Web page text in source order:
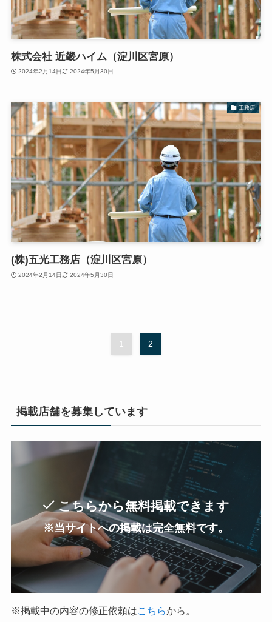
株式会社 近畿ハイム（淀川区宮原）
2024年2月14日 2024年5月30日
工務店
(株)五光工務店（淀川区宮原）
2024年2月14日 2024年5月30日
1 2
掲載店舗を募集しています
こちらから無料掲載できます
※当サイトへの掲載は完全無料です。
※掲載中の内容の修正依頼は こちらから。